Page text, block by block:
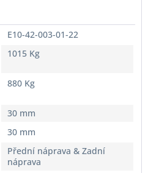
E10-42-003-01-22
1015 Kg
880 Kg
30 mm
30 mm
Přední náprava & Zadní
náprava